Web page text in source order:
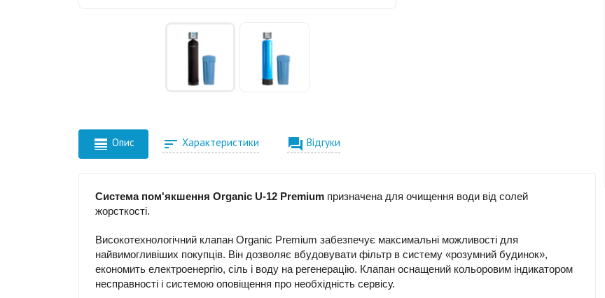
 Опис  Характеристики  Відгуки
Система пом'якшення Organic U-12 Premiumпризначена для очищення води від солей
жорсткості.
Високотехнологічний клапан Organic Premium забезпечує максимальні можливості для
найвимогливіших покупців. Він дозволяє вбудовувати фільтр в систему «розумний будинок»,
економить електроенергію, сіль і воду на регенерацію. Клапан оснащений кольоровим індикатором
несправності і системою оповіщення про необхідність сервісу.